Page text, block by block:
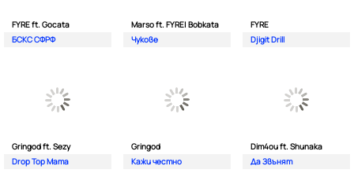
FYRE ft. Gocata
БСКС СФРФ
Marso ft. FYRE| Bobkata
Чукове
FYRE
Djigit Drill
Gringod ft. Sezy
Drop Top Mama
Gringod
Кажи честно
Dim4ou ft. Shunaka
Да Звънят